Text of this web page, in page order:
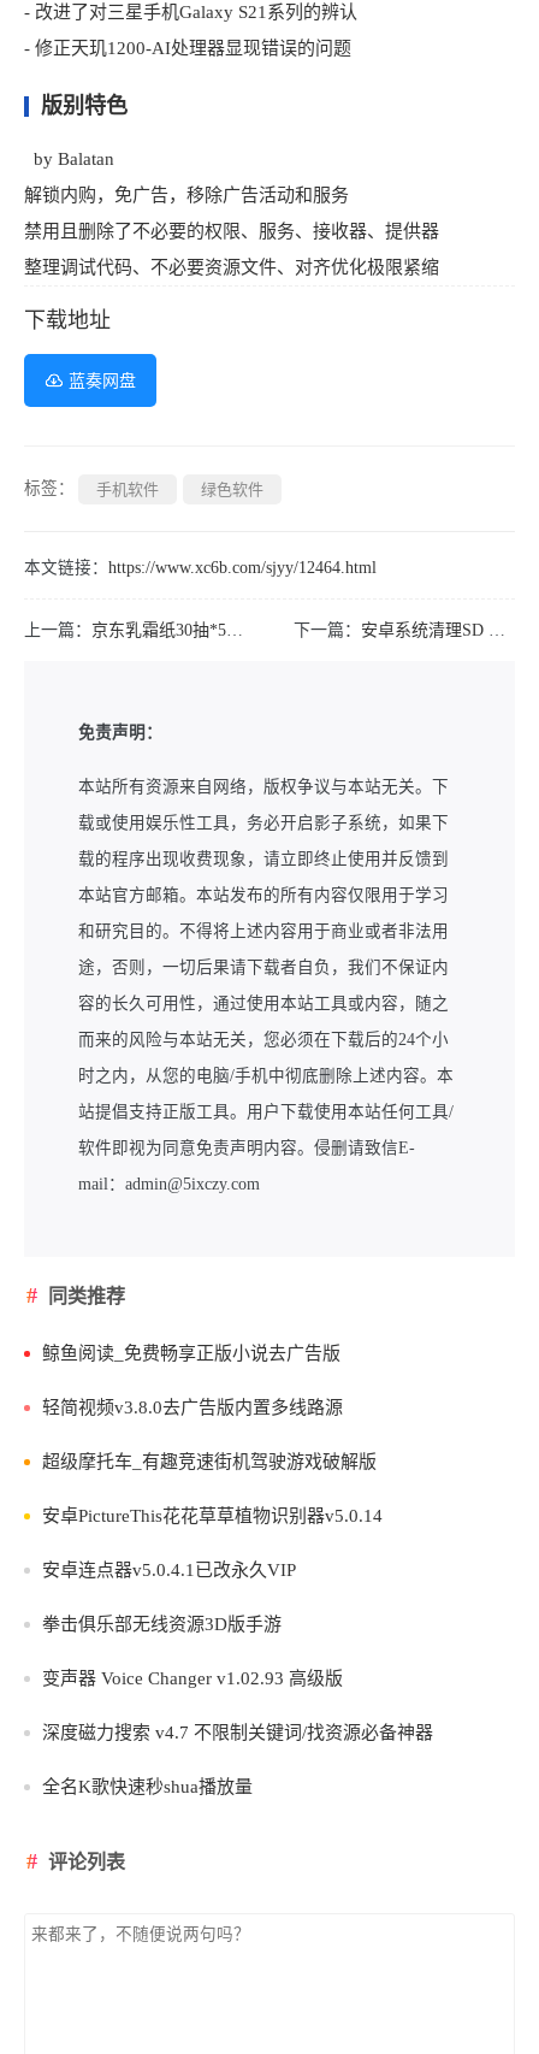
- 改进了对三星手机Galaxy S21系列的辨认
- 修正天玑1200-AI处理器显现错误的问题
版别特色
by Balatan
解锁内购，免广告，移除广告活动和服务
禁用且删除了不必要的权限、服务、接收器、提供器
整理调试代码、不必要资源文件、对齐优化极限紧缩
下载地址
蓝奏网盘
标签： 手机软件 绿色软件
本文链接： https://www.xc6b.com/sjyy/12464.html
上一篇： 京东乳霜纸30抽*5包0.01 下一篇： 安卓系统清理SD Maid SE v1.7.3
免责声明：
本站所有资源来自网络，版权争议与本站无关。下
载或使用娱乐性工具，务必开启影子系统，如果下
载的程序出现收费现象，请立即终止使用并反馈到
本站官方邮箱。本站发布的所有内容仅限用于学习
和研究目的。不得将上述内容用于商业或者非法用
途，否则，一切后果请下载者自负，我们不保证内
容的长久可用性，通过使用本站工具或内容，随之
而来的风险与本站无关，您必须在下载后的24个小
时之内，从您的电脑/手机中彻底删除上述内容。本
站提倡支持正版工具。用户下载使用本站任何工具/
软件即视为同意免责声明内容。侵删请致信E-
mail：admin@5ixczy.com
同类推荐
鲸鱼阅读_免费畅享正版小说去广告版
轻简视频v3.8.0去广告版内置多线路源
超级摩托车_有趣竞速街机驾驶游戏破解版
安卓PictureThis花花草草植物识别器v5.0.14
安卓连点器v5.0.4.1已改永久VIP
拳击俱乐部无线资源3D版手游
变声器 Voice Changer v1.02.93 高级版
深度磁力搜索 v4.7 不限制关键词/找资源必备神器
全名K歌快速秒shua播放量
评论列表